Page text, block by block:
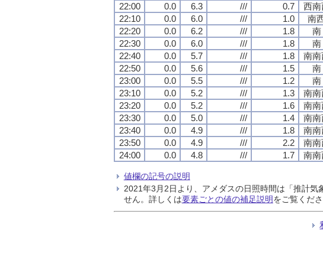
22:00
0.0 6.3 /// 0.7 西南
22:10
0.0 6.0 /// 1.0 南
22:20
0.0 6.2 /// 1.8 南
22:30
0.0 6.0 /// 1.8 南
22:40
0.0 5.7 /// 1.8 南南
22:50
0.0 5.6 /// 1.5 南
23:00
0.0 5.5 /// 1.2 南
23:10
0.0 5.2 /// 1.3 南南
23:20
0.0 5.2 /// 1.6 南南
23:30
0.0 5.0 /// 1.4 南南
23:40
0.0 4.9 /// 1.8 南南
23:50
0.0 4.9 /// 2.2 南南
24:00
0.0 4.8 /// 1.7 南南
値欄の記号の説明
2021年3月2日より、アメダスの日照時間は「推計
せん。詳しくは要素ごとの値の補足説明をご覧くださ